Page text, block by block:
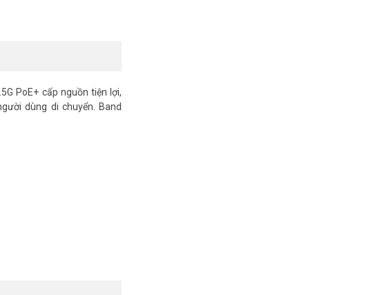
PoE+ cấp nguồn tiện lợi,
dùng di chuyển. Band